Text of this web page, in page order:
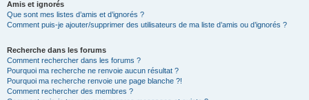
Amis et ignorés
Que sont mes listes d’amis et d’ignorés ?
Comment puis-je ajouter/supprimer des utilisateurs de ma liste d’amis ou d’ignorés ?
Recherche dans les forums
Comment rechercher dans les forums ?
Pourquoi ma recherche ne renvoie aucun résultat ?
Pourquoi ma recherche renvoie une page blanche ?!
Comment rechercher des membres ?